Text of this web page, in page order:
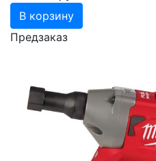
В корзину
Предзаказ